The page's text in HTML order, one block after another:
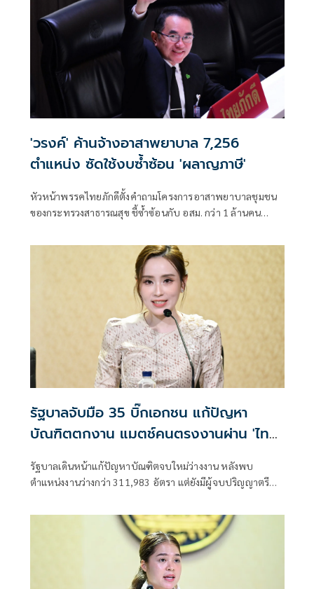
'วรงค์' ค้านจ้างอาสาพยาบาล 7,256
ตำแหน่ง ซัดใช้งบซ้ำซ้อน 'ผลาญภาษี'
หัวหน้าพรรคไทยภักดีตั้งคำถามโครงการอาสาพยาบาลชุมชน
ของกระทรวงสาธารณสุข ชี้ซ้ำซ้อนกับ อสม. กว่า 1 ล้านคน
สาธารณสุข
รัฐบาลจับมือ 35 บิ๊กเอกชน แก้ปัญหา
บัณฑิตตกงาน แมตช์คนตรงงานผ่าน 'ไทย
รัฐบาลเดินหน้าแก้ปัญหาบัณฑิตจบใหม่ว่างงาน หลังพบ
ตำแหน่งงานว่างกว่า 311,983 อัตรา แต่ยังมีผู้จบปริญญาตรี
ทักษะแรงงานให้ตรงกับ